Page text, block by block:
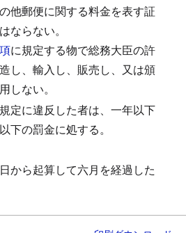
他郵便に関する料金を表す証
ならない。
に規定する物で総務大臣の許
し、輸入し、販売し、又は頒
しない。
定に違反した者は、一年以下
下の罰金に処する。
から起算して六月を経過した